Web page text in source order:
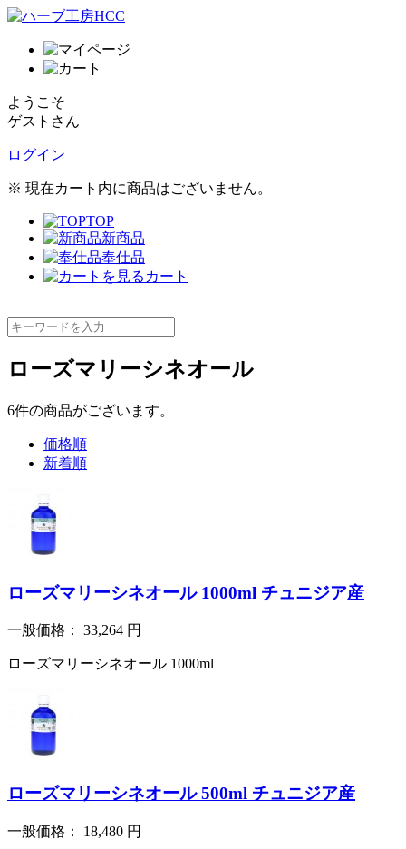
ようこそ
ゲストさん
ログイン
※ 現在カート内に商品はございません。
TOP
新商品
奉仕品
カート
ローズマリーシネオール
6件の商品がございます。
価格順
新着順
ローズマリーシネオール 1000ml チュニジア産
一般価格： 33,264 円
ローズマリーシネオール 1000ml
ローズマリーシネオール 500ml チュニジア産
一般価格： 18,480 円